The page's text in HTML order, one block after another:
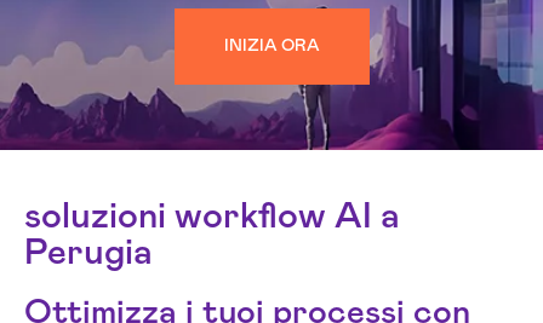
INIZIA ORA
soluzioni workflow AI a
Perugia
Ottimizza i tuoi processi con